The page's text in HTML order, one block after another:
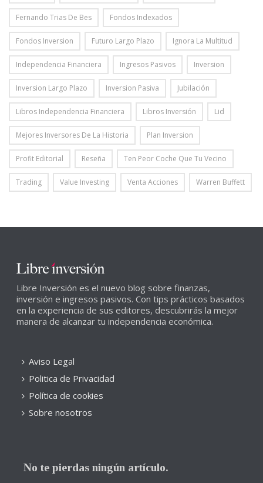
Fernando Trias De Bes Fondos Indexados
Fondos Inversion Futuro Largo Plazo Ignora La Multitud
Independencia Financiera Ingresos Pasivos Inversion
Inversion Largo Plazo Inversion Pasiva Jubilación
Libros Independencia Financiera Libros Inversión Lid
Mejores Inversores De La Historia Plan Inversion
Profit Editorial Reseña Ten Peor Coche Que Tu Vecino
Trading Value Investing Venta Acciones Warren Buffett
Libre Inversión es el nuevo blog sobre finanzas,
inversión e ingresos pasivos. Con tips prácticos basados
en la experiencia de sus editores, descubrirás la mejor
manera de alcanzar tu independencia económica.
Aviso Legal
Politica de Privacidad
Política de cookies
Sobre nosotros
No te pierdas ningún artículo.